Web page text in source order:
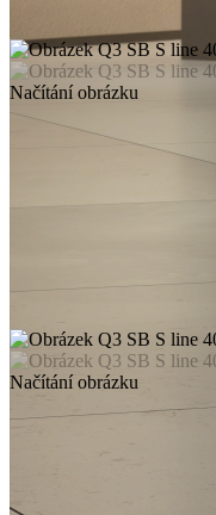
Načítání obrázku
Načítání obrázku